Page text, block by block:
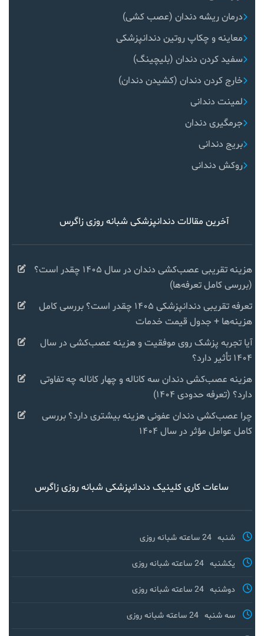
درمان ریشه دندان (عصب کشی)
معاینه و چکاپ روتین دندانپزشکی
سفید کردن دندان (بلیچینگ)
خارج کردن دندان (کشیدن دندان)
لمینت دندانی
جرمگیری دندان
بریج دندانی
روکش دندانی
آخرین مقالات دندانپزشکی شبانه روزی زاگرس
هزینه تقریبی عصب‌کشی دندان در سال ۱۴۰۵ چقدر است؟
(بررسی کامل تعرفه‌ها)
تعرفه تقریبی دندانپزشکی ۱۴۰۵ چقدر است؟ بررسی کامل
هزینه‌ها + جدول قیمت خدمات
آیا تجربه پزشک روی موفقیت و هزینه عصب‌کشی در سال
۱۴۰۴ تأثیر دارد؟
هزینه عصب‌کشی دندان سه کاناله و چهار کاناله چه تفاوتی
دارد؟ (تعرفه حدودی ۱۴۰۴)
چرا عصب‌کشی دندان عفونی هزینه بیشتری دارد؟ بررسی
کامل عوامل مؤثر در سال ۱۴۰۴
ساعات کاری کلینیک دندانپزشکی شبانه روزی زاگرس
شنبه 24 ساعته شبانه روزی
یکشنبه 24 ساعته شبانه روزی
دوشنبه 24 ساعته شبانه روزی
سه شنبه 24 ساعته شبانه روزی